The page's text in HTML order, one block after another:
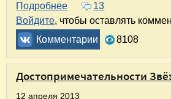
Подробнее о Звёздный для Тани.
13
Войдите, чтобы оставлять
Комментарии
8108
Достопримечательности
12 апреля 2013